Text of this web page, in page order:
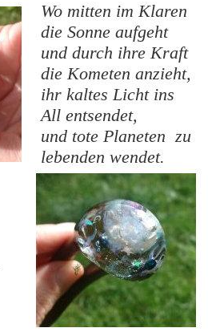
Wo mitten im Klaren
die Sonne aufgeht
und durch ihre Kraft
die Kometen anzieht,
ihr kaltes Licht ins
All entsendet,
und tote Planeten zu
lebenden wendet.